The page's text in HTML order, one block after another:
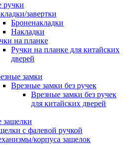
ручки
завертки
Броненакладки
Накладки
на планке
Ручки на планке для китайских
дверей
замки
Врезные замки без ручек
Врезные замки без ручек
для китайских дверей
защелки
с фалевой ручкой
корпуса защелок